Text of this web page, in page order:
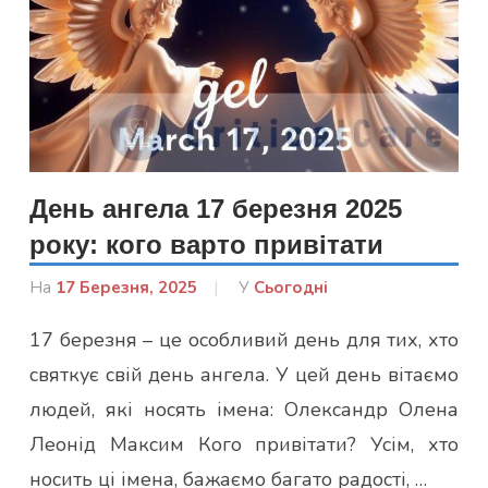
День ангела 17 березня 2025
року: кого варто привітати
На 17 Березня, 2025
Від
У Сьогодні
17 березня – це особливий день для тих, хто
святкує свій день ангела. У цей день вітаємо
людей, які носять імена: Олександр Олена
Леонід Максим Кого привітати? Усім, хто
носить ці імена, бажаємо багато радості, …